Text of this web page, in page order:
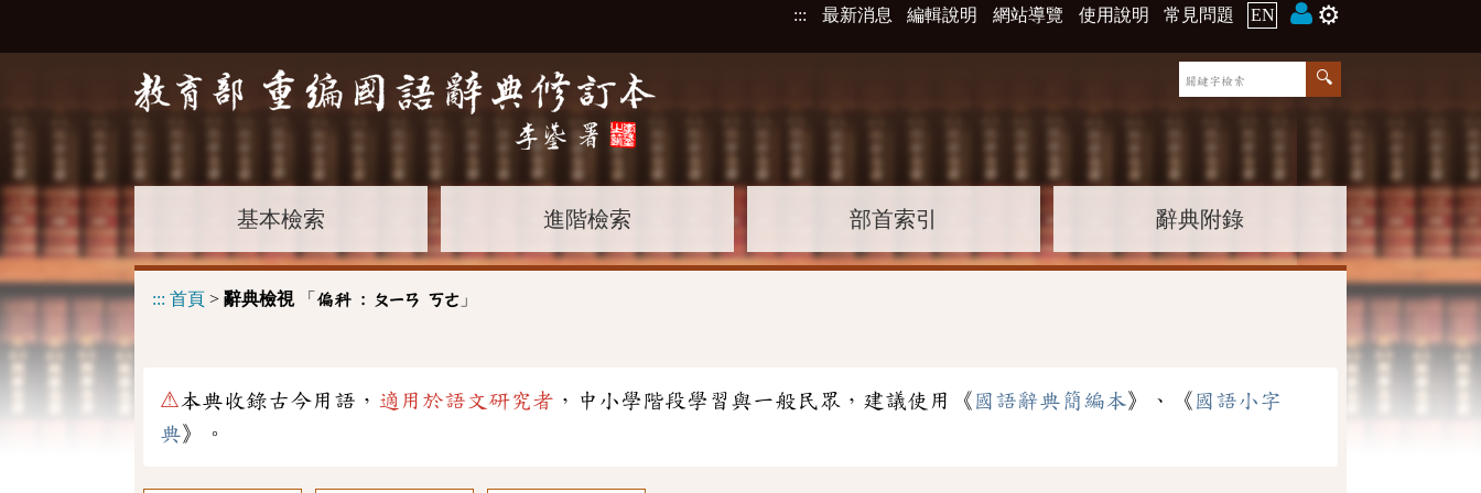
::: 最新消息 編輯說明 網站導覽 使用說明 常見問題 EN ⚙️
基本檢索 進階檢索 部首索引 辭典附錄
::: 首頁 > 辭典檢視「 偏科 : ㄆㄧㄢ ㄎㄜ 」
⚠本典收錄古今用語， 適用於語文研究者 ，中小學階段學習與一般民眾，建議使用《 國語辭典簡編本》、《 國語小字
典》。